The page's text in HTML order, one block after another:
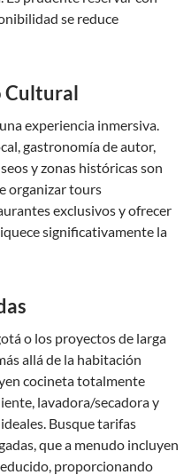
se reduce
Cultural
experiencia inmersiva.
gastronomía de autor,
y zonas históricas son
organizar tours
exclusivos y ofrecer
significativamente la
o los proyectos de larga
allá de la habitación
cocineta totalmente
lavadora/secadora y
Busque tarifas
que a menudo incluyen
proporcionando